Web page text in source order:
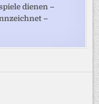
dienen –
–